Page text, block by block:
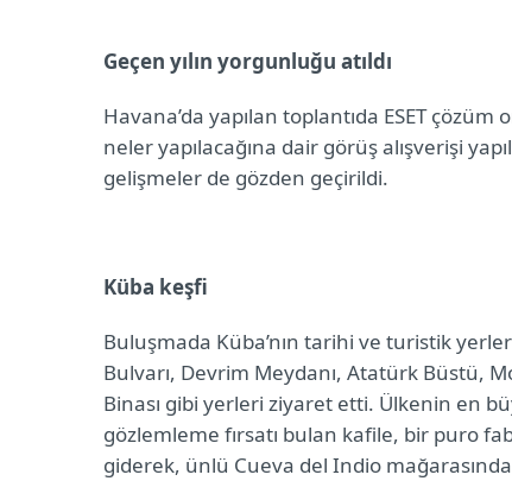
Geçen yılın yorgunluğu atıldı
Havana’da yapılan toplantıda ESET
neler yapılacağına dair görüş alışverişi
gelişmeler de gözden geçirildi.
Küba keşfi
Buluşmada Küba’nın tarihi ve turistik
Bulvarı, Devrim Meydanı, Atatürk Büstü,
Binası gibi yerleri ziyaret etti. Ülkenin en
gözlemleme fırsatı bulan kafile, bir puro
giderek, ünlü Cueva del Indio